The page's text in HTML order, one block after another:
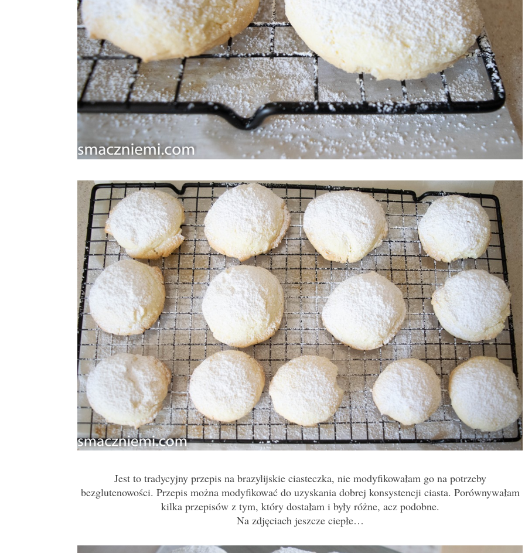
Jest to tradycyjny przepis na brazylijskie ciasteczka, nie modyfikowałam go na potrzeby
bezglutenowości. Przepis można modyfikować do uzyskania dobrej konsystencji ciasta. Porównywałam
kilka przepisów z tym, który dostałam i były różne, acz podobne.
Na zdjęciach jeszcze ciepłe…